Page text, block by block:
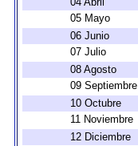
05 Mayo
06 Junio
07 Julio
08 Agosto
09 Septiembre
10 Octubre
11 Noviembre
12 Diciembre